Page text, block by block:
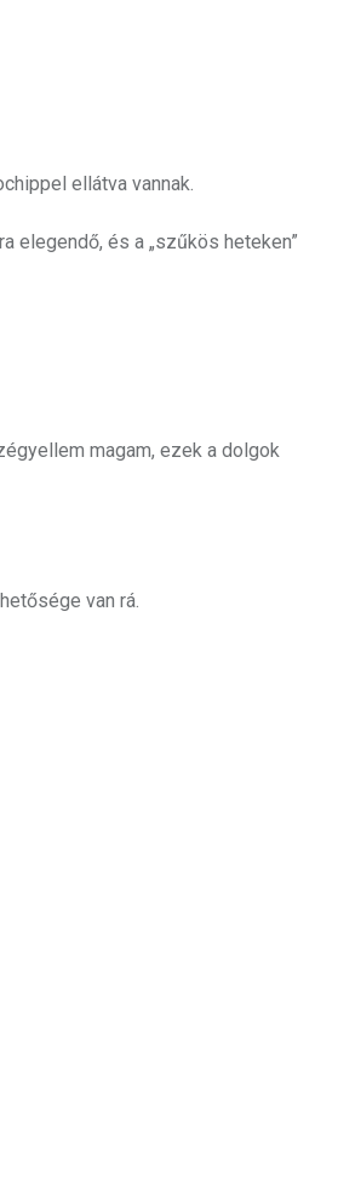
ellátva vannak.
elegendő, és a „szűkös heteken”
magam, ezek a dolgok
van rá.